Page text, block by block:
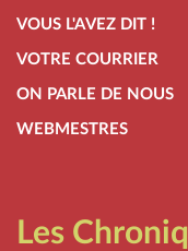
VOUS L'AVEZ DIT !
VOTRE COURRIER
ON PARLE DE NOUS
WEBMESTRES
Les